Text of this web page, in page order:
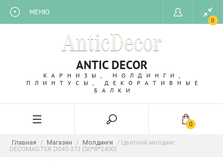
МЕНЮ
0
ANTIC DECOR
КАРНИЗЫ, МОЛДИНГИ,
ПЛИНТУСЫ, ДЕКОРАТИВНЫЕ
БАЛКИ
0
Главная / Магазин / Молдинги
/ Цветной молдинг
DECOMASTER D045-373 (50*8*2400)